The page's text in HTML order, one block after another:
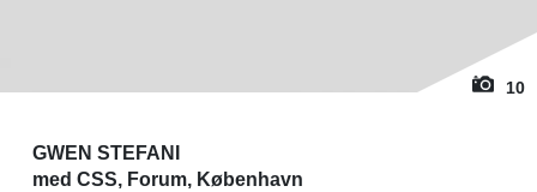
10
GWEN STEFANI
med CSS, Forum, København